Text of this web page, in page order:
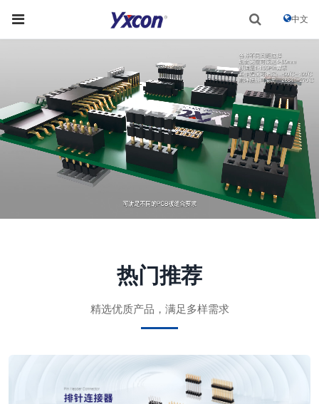
中文
热门推荐
精选优质产品，满足多样需求